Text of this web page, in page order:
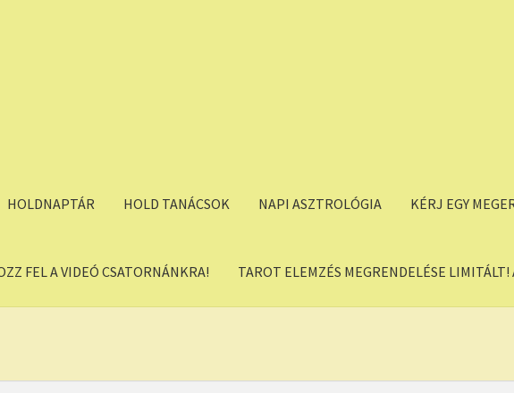
HOLDNAPTÁR HOLD TANÁCSOK NAPI ASZTROLÓGIA KÉRJ EGY
FEL A VIDEÓ CSATORNÁNKRA! TAROT ELEMZÉS MEGRENDELÉSE